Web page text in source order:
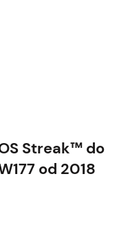
Streak™ do
od 2018